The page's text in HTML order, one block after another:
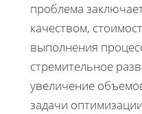
проблема
качеством,
выполнения
стремительное
увеличение
задачи